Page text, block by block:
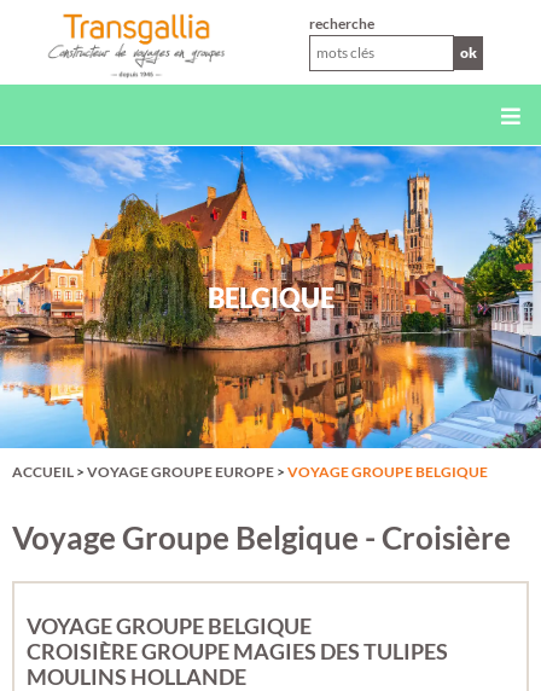
recherche
ok
BELGIQUE
ACCUEIL > VOYAGE GROUPE EUROPE > VOYAGE GROUPE BELGIQUE
Voyage Groupe Belgique - Croisière
VOYAGE GROUPE BELGIQUE
CROISIÈRE GROUPE MAGIES DES TULIPES
MOULINS HOLLANDE